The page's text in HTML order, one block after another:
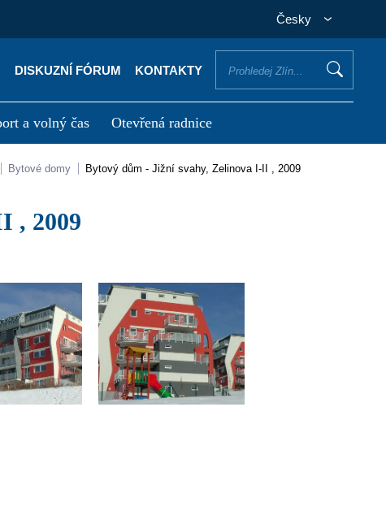
Česky
DISKUZNÍ FÓRUM KONTAKTY
a volný čas Otevřená radnice
Potřebuji vyřídit Potřebuji zaplatit
Bytové domy Bytový dům - Jižní svahy, Zelinova I-II , 2009
, 2009